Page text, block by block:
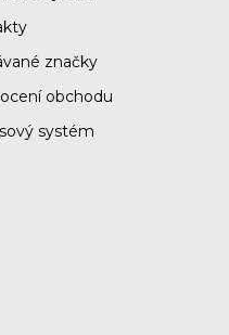
značky
obchodu
systém